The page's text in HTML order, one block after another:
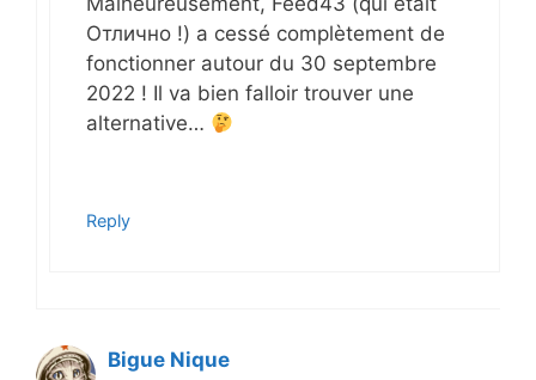
Отлично !) a cessé complètement de
fonctionner autour du 30 septembre
2022 ! Il va bien falloir trouver une
alternative…
Reply
Bigue Nique